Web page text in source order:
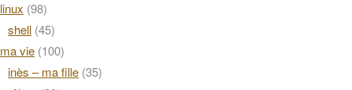
linux (98)
shell (45)
ma vie (100)
inès – ma fille (35)